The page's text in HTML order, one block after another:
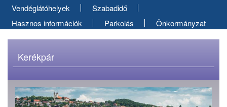
Vendéglátóhelyek
Szabadidő
Hasznos információk
Parkolás Önkormányzat
Kerékpár